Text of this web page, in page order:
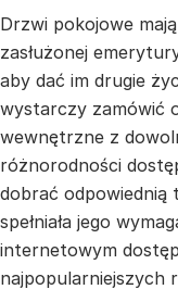
Drzwi pokojowe
zasłużonej
aby dać im drugie
wystarczy zamówić
wewnętrzne z
różnorodności
dobrać odpowiednią
spełniała jego
internetowym
najpopularniejszych